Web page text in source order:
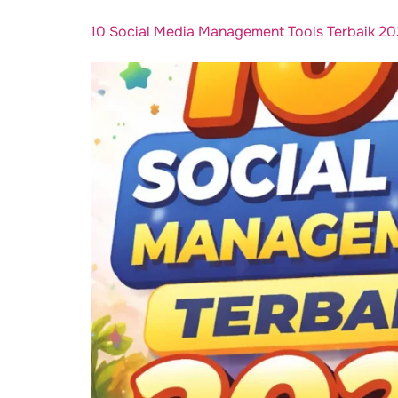
10 Social Media Management Tools Terbaik